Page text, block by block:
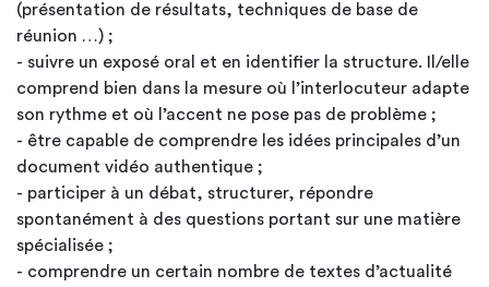
(présentation de résultats, techniques de base de
réunion …) ;
- suivre un exposé oral et en identifier la structure. Il/elle
comprend bien dans la mesure où l’interlocuteur adapte
son rythme et où l’accent ne pose pas de problème ;
- être capable de comprendre les idées principales d’un
document vidéo authentique ;
- participer à un débat, structurer, répondre
spontanément à des questions portant sur une matière
spécialisée ;
- comprendre un certain nombre de textes d’actualité